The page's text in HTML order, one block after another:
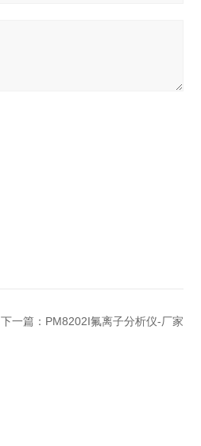
下一篇： PM8202I氟离子分析仪-厂家